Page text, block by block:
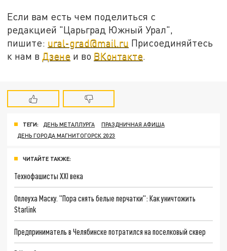
Если вам есть чем поделиться с
редакцией "Царьград Южный Урал",
пишите: ural-grad@mail.ru Присоединяйтесь
к нам в Дзене и во ВКонтакте.
ТЕГИ: ДЕНЬ МЕТАЛЛУРГА
ПРАЗДНИЧНАЯ АФИША
ДЕНЬ ГОРОДА МАГНИТОГОРСК 2023
ЧИТАЙТЕ ТАКЖЕ:
Технофашисты XXI века
Оплеуха Маску. "Пора снять белые перчатки": Как уничтожить
Starlink
Предприниматель в Челябинске потратился на поселковый сквер